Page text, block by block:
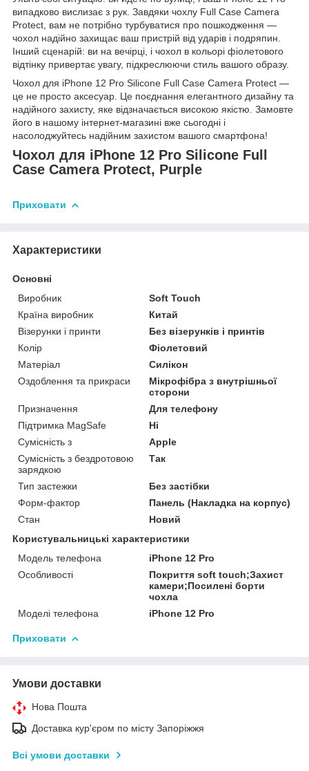
випадково вислизає з рук. Завдяки чохлу Full Case Camera
Protect, вам не потрібно турбуватися про пошкодження —
чохол надійно захищає ваш пристрій від ударів і подряпин.
Інший сценарій: ви на вечірці, і чохол в кольорі фіолетового
відтінку привертає увагу, підкреслюючи стиль вашого образу.
Чохол для iPhone 12 Pro Silicone Full Case Camera Protect —
це не просто аксесуар. Це поєднання елегантного дизайну та
надійного захисту, яке відзначається високою якістю. Замовте
його в нашому інтернет-магазині вже сьогодні і
насолоджуйтесь надійним захистом вашого смартфона!
Чохол для iPhone 12 Pro Silicone Full
Case Camera Protect, Purple
Приховати
Характеристики
Основні
Виробник
Soft Touch
Країна виробник
Китай
Візерунки і принти
Без візерунків і принтів
Колір
Фіолетовий
Матеріал
Силікон
Оздоблення та прикраси
Мікрофібра з внутрішньої
сторони
Призначення
Для телефону
Підтримка MagSafe
Ні
Сумісність з
Apple
Сумісність з бездротовою
зарядкою
Так
Тип застежки
Без застібки
Форм-фактор
Панель (Накладка на корпус)
Стан
Новий
Користувальницькі характеристики
Модель телефона
iPhone 12 Pro
Особливості
Покриття soft touch;Захист
камери;Посилені борти
чохла
Моделі телефона
iPhone 12 Pro
Приховати
Умови доставки
Нова Пошта
Доставка кур'єром по місту Запоріжжя
Всі умови доставки